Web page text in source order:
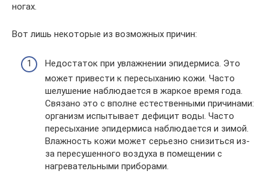
ногах.
Вот лишь некоторые из возможных причин:
Недостаток при увлажнении эпидермиса. Это
может привести к пересыханию кожи. Часто
шелушение наблюдается в жаркое время года.
Связано это с вполне естественными причинами:
организм испытывает дефицит воды. Часто
пересыхание эпидермиса наблюдается и зимой.
Влажность кожи может серьезно снизиться из-
за пересушенного воздуха в помещении с
нагревательными приборами.